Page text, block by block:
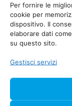
Per fornire le
cookie per
dispositivo. Il
elaborare dati
su questo sito.
Gestisci servizi